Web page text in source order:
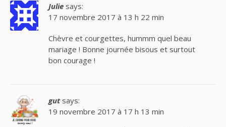
Julie says:
17 novembre 2017 à 13 h 22 min
Chèvre et courgettes, hummm quel beau
mariage ! Bonne journée bisous et surtout
bon courage !
gut says:
19 novembre 2017 à 17 h 13 min